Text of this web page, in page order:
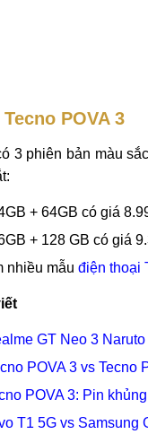
POVA 3
3 phiên bản màu
+ 64GB có giá
+ 128 GB có giá
nhiều mẫu điện thoại
GT Neo 3
POVA 3 vs
POVA 3: Pin
T1 5G vs Samsung